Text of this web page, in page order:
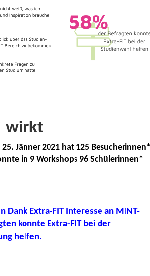
wirkt
Jänner 2021 hat 125 Besucherinnen*
in 9 Workshops 96 Schülerinnen*
Dank Extra-FIT Interesse an MINT-
konnte Extra-FIT bei der
helfen.